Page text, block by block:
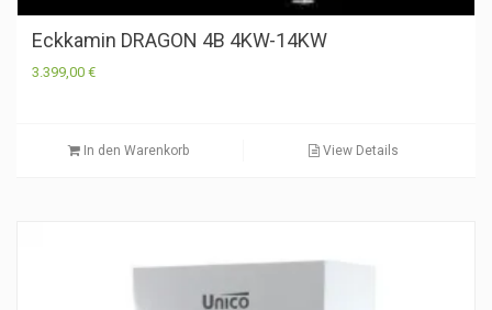
Eckkamin DRAGON 4B 4KW-14KW
3.399,00 €
In den Warenkorb View Details